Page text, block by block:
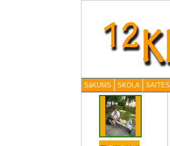
SāKUMS SKOLA SAITES